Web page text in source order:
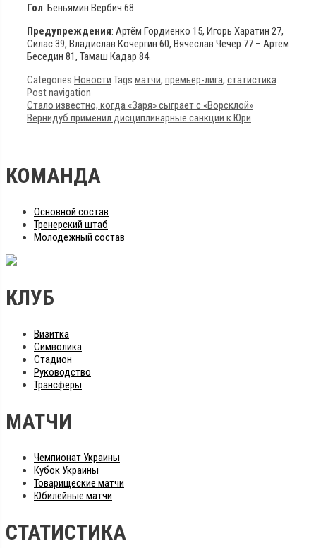
Гол: Беньямин Вербич 68.
Предупреждения: Артём Гордиенко 15, Игорь Харатин 27,
Силас 39, Владислав Кочергин 60, Вячеслав Чечер 77 – Артём
Беседин 81, Тамаш Кадар 84.
Categories Новости Tags матчи, премьер-лига, статистика
Post navigation
Стало известно, когда «Заря» сыграет с «Ворсклой»
Вернидуб применил дисциплинарные санкции к Юри
КОМАНДА
Основной состав
Тренерский штаб
Молодежный состав
КЛУБ
Визитка
Символика
Стадион
Руководство
Трансферы
МАТЧИ
Чемпионат Украины
Кубок Украины
Товарищеские матчи
Юбилейные матчи
СТАТИСТИКА